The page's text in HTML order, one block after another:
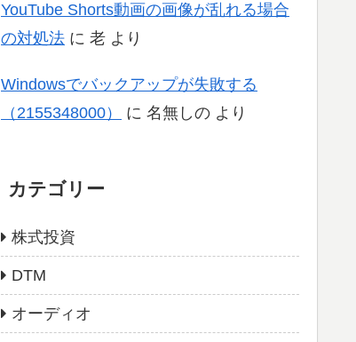
YouTube Shorts動画の画像が乱れる場合
の対処法 に 老 より
Windowsでバックアップが失敗する
（2155348000）
に 名無しの より
カテゴリー
株式投資
DTM
オーディオ